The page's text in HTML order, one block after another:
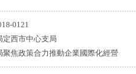
0121
定西市中心支局
聚焦政策合力推動企業國際化經營